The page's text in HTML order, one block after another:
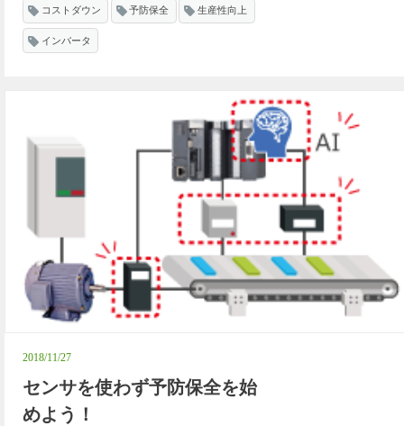
コストダウン 予防保全 生産性向上
インバータ
2018/11/27
センサを使わず予防保全を始
めよう！